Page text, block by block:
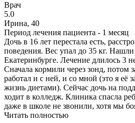
Врач
5.0
Ирина, 40
Период лечения пациента - 1 месяц
Дочь в 16 лет перестала есть,
поведения. Вес упал до 35 кг.
Екатеринбурге. Лечение длилось 3
Сначала кормили через зонд, потом
работал и с ней, и со мной (это я её
жизнь диетами). Сейчас дочь на
ходит в колледж. Клиника спасла
даже в школе не звонили, хотя мы
Читать полностью